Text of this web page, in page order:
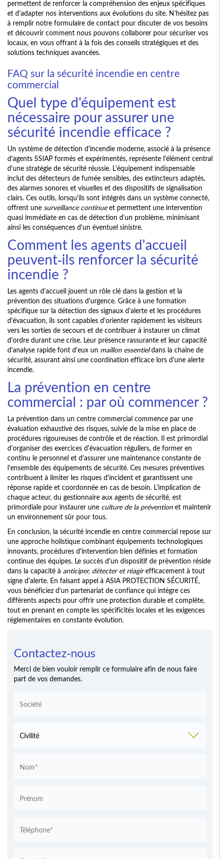
permettent de renforcer la compréhension des enjeux spécifiques
et d'adapter nos interventions aux évolutions du site. N'hésitez pas
à remplir notre formulaire de contact pour discuter de vos besoins
et découvrir comment nous pouvons collaborer pour sécuriser vos
locaux, en vous offrant à la fois des conseils stratégiques et des
solutions techniques avancées.
FAQ sur la sécurité incendie en centre
commercial
Quel type d'équipement est
nécessaire pour assurer une
sécurité incendie efficace ?
Un système de détection d'incendie moderne, associé à la présence
d'agents SSIAP formés et expérimentés, représente l'élément central
d'une stratégie de sécurité réussie. L'équipement indispensable
inclut des détecteurs de fumée sensibles, des extincteurs adaptés,
des alarmes sonores et visuelles et des dispositifs de signalisation
clairs. Ces outils, lorsqu'ils sont intégrés dans un système connecté,
offrent une surveillance continueet permettent une intervention
quasi immédiate en cas de détection d'un problème, minimisant
ainsi les conséquences d'un éventuel sinistre.
Comment les agents d'accueil
peuvent-ils renforcer la sécurité
incendie ?
Les agents d'accueil jouent un rôle clé dans la gestion et la
prévention des situations d'urgence. Grâce à une formation
spécifique sur la détection des signaux d'alerte et les procédures
d'évacuation, ils sont capables d'orienter rapidement les visiteurs
vers les sorties de secours et de contribuer à instaurer un climat
d'ordre durant une crise. Leur présence rassurante et leur capacité
d'analyse rapide font d'eux un maillon essentieldans la chaîne de
sécurité, assurant ainsi une coordination efficace lors d'une alerte
incendie.
La prévention en centre
commercial : par où commencer ?
La prévention dans un centre commercial commence par une
évaluation exhaustive des risques, suivie de la mise en place de
procédures rigoureuses de contrôle et de réaction. Il est primordial
d'organiser des exercices d'évacuation réguliers, de former en
continu le personnel et d'assurer une maintenance constante de
l'ensemble des équipements de sécurité. Ces mesures préventives
contribuent à limiter les risques d'incident et garantissent une
réponse rapide et coordonnée en cas de besoin. L'implication de
chaque acteur, du gestionnaire aux agents de sécurité, est
primordiale pour instaurer une culture de la préventionet maintenir
un environnement sûr pour tous.
En conclusion, la sécurité incendie en centre commercial repose sur
une approche holistique combinant équipements technologiques
innovants, procédures d'intervention bien définies et formation
continue des équipes. Le succès d'un dispositif de prévention réside
dans la capacité à anticiper, détecter et réagirefficacement à tout
signe d'alerte. En faisant appel à ASIA PROTECTION SÉCURITÉ,
vous bénéficiez d'un partenariat de confiance qui intègre ces
différents aspects pour offrir une protection durable et complète,
tout en prenant en compte les spécificités locales et les exigences
réglementaires en constante évolution.
Contactez-nous
Merci de bien vouloir remplir ce formulaire afin de nous faire
part de vos demandes.